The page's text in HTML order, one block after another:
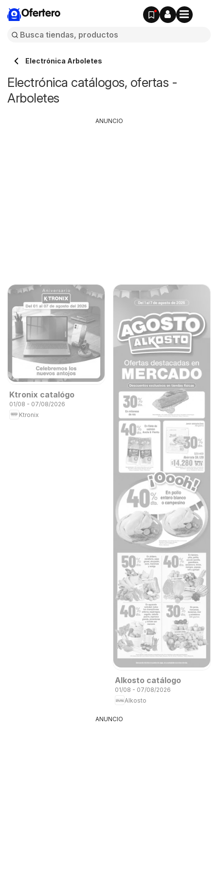
Ofertero
Electrónica Arboletes
Electrónica catálogos, ofertas -
Arboletes
Ktronix catalógo
01/08 - 07/08/2026
Ktronix
Alkosto catálogo
01/08 - 07/08/2026
Alkosto
ANUNCIO
ANUNCIO